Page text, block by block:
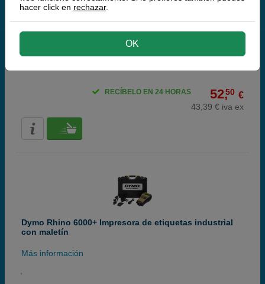
52,50 €
43,39 € iva ex
RECÍBELO EN 24 HORAS
Dymo Rhino 6000+ Impresora de etiquetas industrial
con maletín
Más información
hacer click en rechazar.
OK